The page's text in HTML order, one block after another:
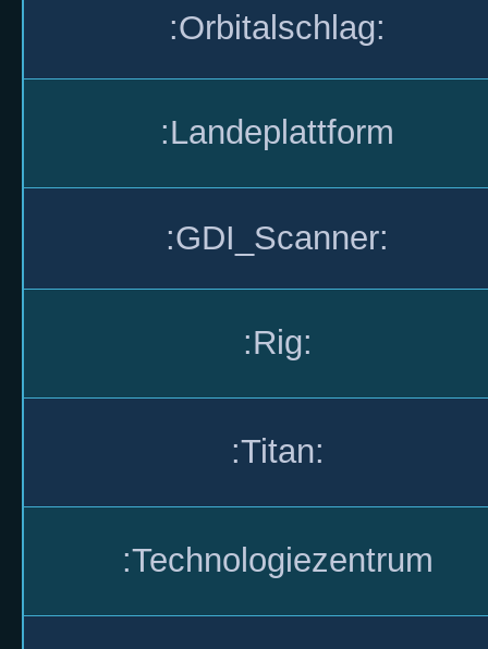
:Orbitalschlag:
:Landeplattform
:GDI_Scanner:
:Rig:
:Titan:
:Technologiezentrum